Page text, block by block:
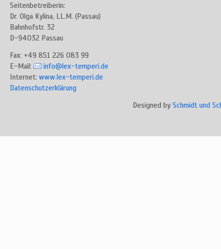
Seitenbetreiberin:
Dr. Olga Kylina, LL.M. (Passau)
Bahnhofstr. 32
D-94032 Passau
Fax: +49 851 226 083 99
E-Mail:
info@lex-temperi.de
Internet: www.lex-temperi.de
Datenschutzerklärung
Designed by Schmidt und